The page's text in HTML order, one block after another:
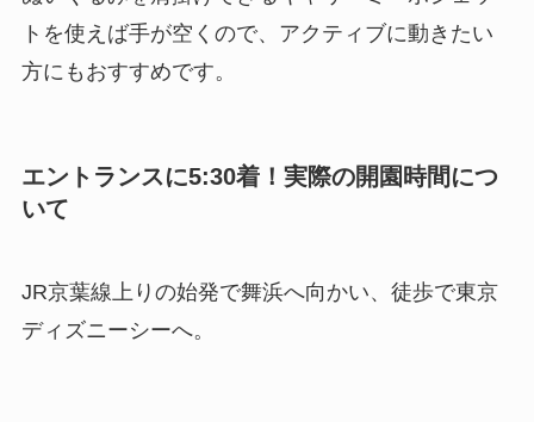
トを使えば手が空くので、アクティブに動きたい
方にもおすすめです。
エントランスに5:30着！実際の開園時間につ
いて
JR京葉線上りの始発で舞浜へ向かい、徒歩で東京
ディズニーシーへ。